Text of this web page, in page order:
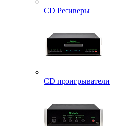
CD Ресиверы
CD проигрыватели